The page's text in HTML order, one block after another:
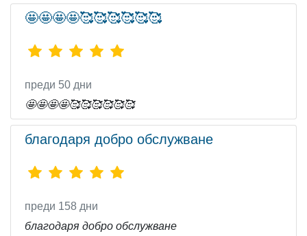
🤩🤩🤩🤩🥰🥰🥰🥰🥰🥰
преди 50 дни
🤩🤩🤩🤩🥰🥰🥰🥰🥰🥰
благодаря добро обслужване
преди 158 дни
благодаря добро обслужване